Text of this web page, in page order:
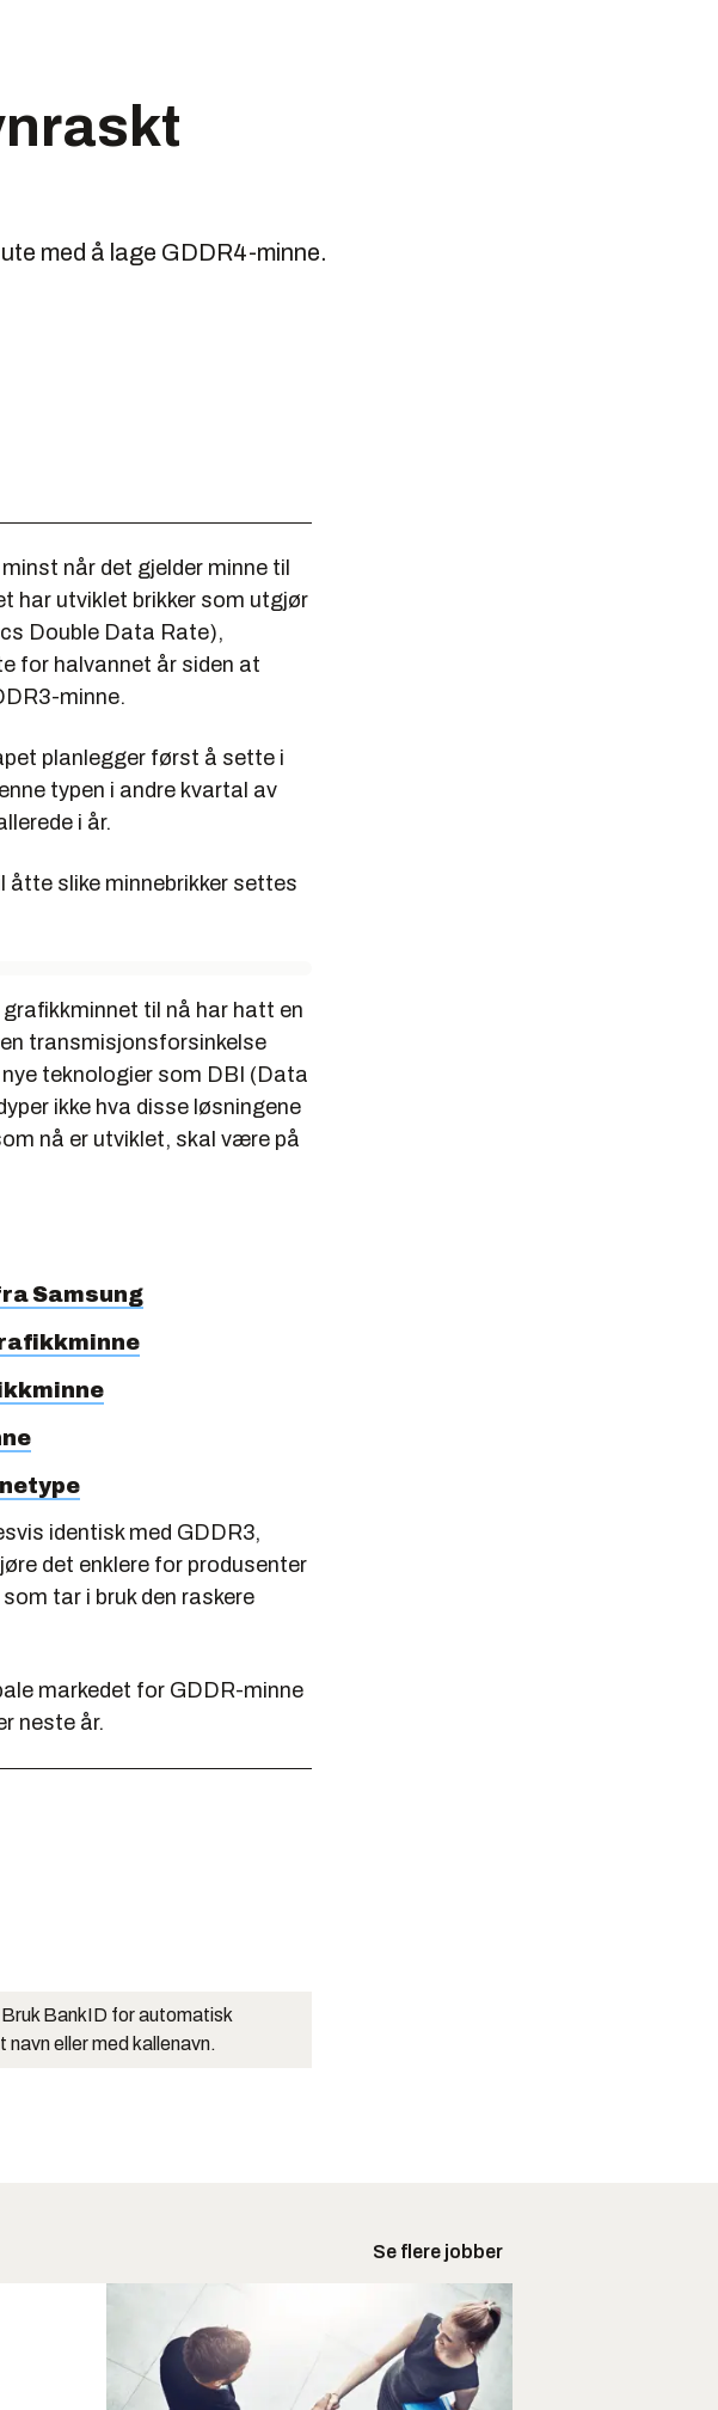
med å lage GDDR4-minne.
når det gjelder minne til
har utviklet brikker som utgjør
Double Data Rate),
for halvannet år siden at
minne.
planlegger først å sette i
typen i andre kvartal av
i år.
åtte slike minnebrikker settes
til nå har hatt en
transmisjonsforsinkelse
teknologier som DBI (Data
ikke hva disse løsningene
nå er utviklet, skal være på
Samsung
identisk med GDDR3,
det enklere for produsenter
tar i bruk den raskere
markedet for GDDR-minne
neste år.
BankID for automatisk
eller med kallenavn.
Se flere jobber